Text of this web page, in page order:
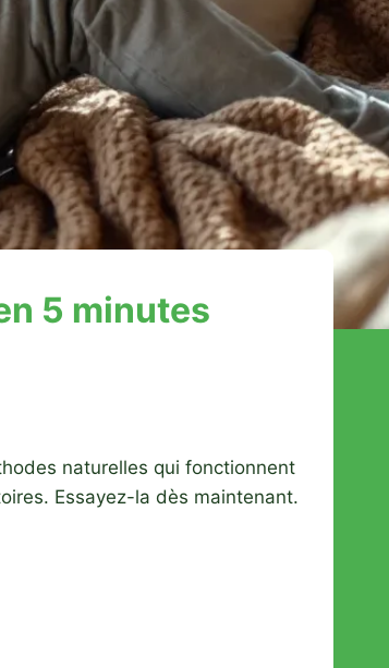
5 minutes
naturelles qui fonctionnent
Essayez-la dès maintenant.